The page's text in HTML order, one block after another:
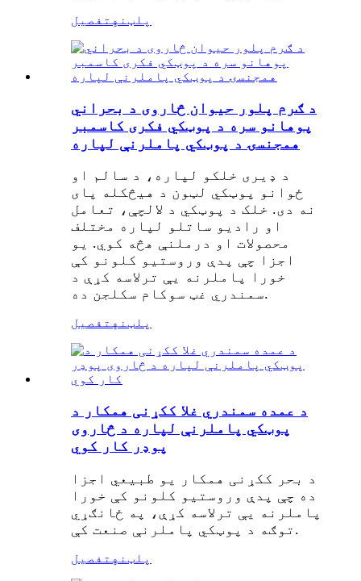
پلټنه تفصیل
د ګرم پلور حیوان څاروی د بحراني
پوهانو سره د پوټکي فکری کاسمبر
همجنسۍ د پوټکي پاملرنې لپاره
د ډیری خلکو لپاره، د سالم او
ځوانو پوټکي لټون د هیڅکله پای
نه دی. خلک د پوټکي د لالچې، تعامل
او رادیو ساتلو لپاره مختلف
محصولات او درملنې هڅه کوي. یو
اجزا چې پدې وروستیو کلونو کې
خورا پاملرنه یې ترلاسه کړې د
سمندري غټ سوکام سکلجن ده.
پلټنه تفصیل
د عمده سمندري غلا ککړنی همکار د
پوټکي پاملرنې لپاره د څاروی
پوډر کار کوي
د بحر ککړنی همکار یو طبیعي اجزا
ده چې پدې وروستیو کلونو کې خورا
پاملرنه یې ترلاسه کړې، په ځانګړي
توګه د پوټکي پاملرنې صنعت کې.
پلټنه تفصیل